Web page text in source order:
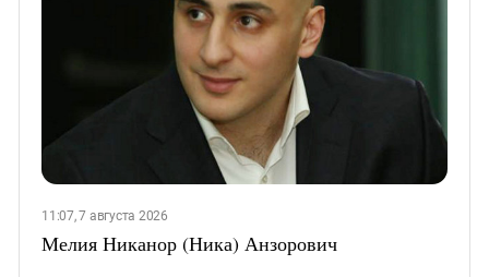
11:07, 7 августа 2026
Мелия Никанор (Ника) Анзорович